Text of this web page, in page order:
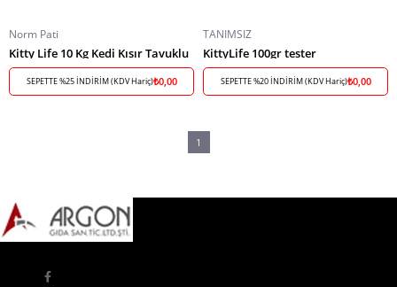
Norm Pati
Kitty Life 10 Kg Kedi Kısır Tavuklu
SEPETTE %25 İNDİRİM (KDV Hariç)₺0,00
TANIMSIZ
KittyLife 100gr tester
SEPETTE %20 İNDİRİM (KDV Hariç)₺0,00
1